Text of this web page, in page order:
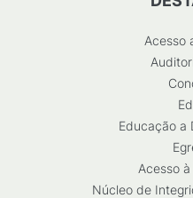
Acesso
Educação a
Acesso
Núcleo de